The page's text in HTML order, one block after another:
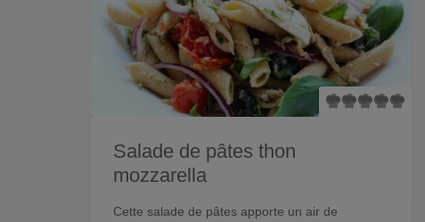
Salade de pâtes thon
mozzarella
Cette salade de pâtes apporte un air de